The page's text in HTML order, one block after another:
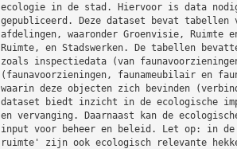
ecologie in de stad. Hiervoor is data
gepubliceerd. Deze dataset bevat tabellen
afdelingen, waaronder Groenvisie, Ruimte
Ruimte, en Stadswerken. De tabellen
zoals inspectiedata (van
(faunavoorzieningen, faunameubilair en
waarin deze objecten zich bevinden
dataset biedt inzicht in de ecologische
en vervanging. Daarnaast kan de
input voor beheer en beleid. Let op: in de
ruimte' zijn ook ecologisch relevante